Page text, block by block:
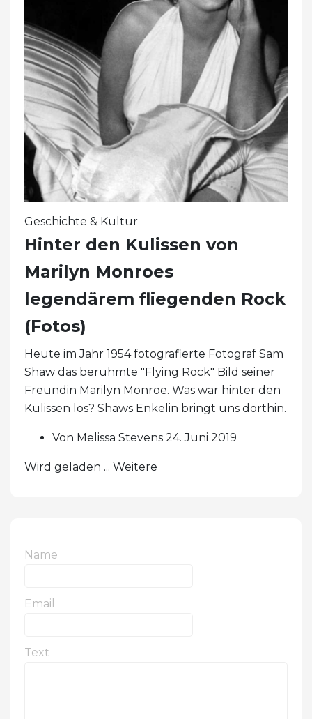
Geschichte & Kultur
Hinter den Kulissen von
Marilyn Monroes
legendärem fliegenden Rock
(Fotos)
Heute im Jahr 1954 fotografierte Fotograf Sam
Shaw das berühmte "Flying Rock" Bild seiner
Freundin Marilyn Monroe. Was war hinter den
Kulissen los? Shaws Enkelin bringt uns dorthin.
Von Melissa Stevens 24. Juni 2019
Wird geladen ... Weitere
Name
Email
Text